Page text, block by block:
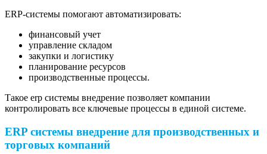
ERP-системы помогают автоматизировать:
финансовый учет
управление складом
закупки и логистику
планирование ресурсов
производственные процессы.
Такое erp системы внедрение позволяет компании
контролировать все ключевые процессы в единой системе.
ERP системы внедрение для производственных и
торговых компаний